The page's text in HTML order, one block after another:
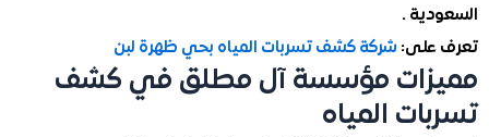
.
شركة كشف تسربات المياه بحي ظهرة لبن
مؤسسة آل مطلق في كشف
المياه